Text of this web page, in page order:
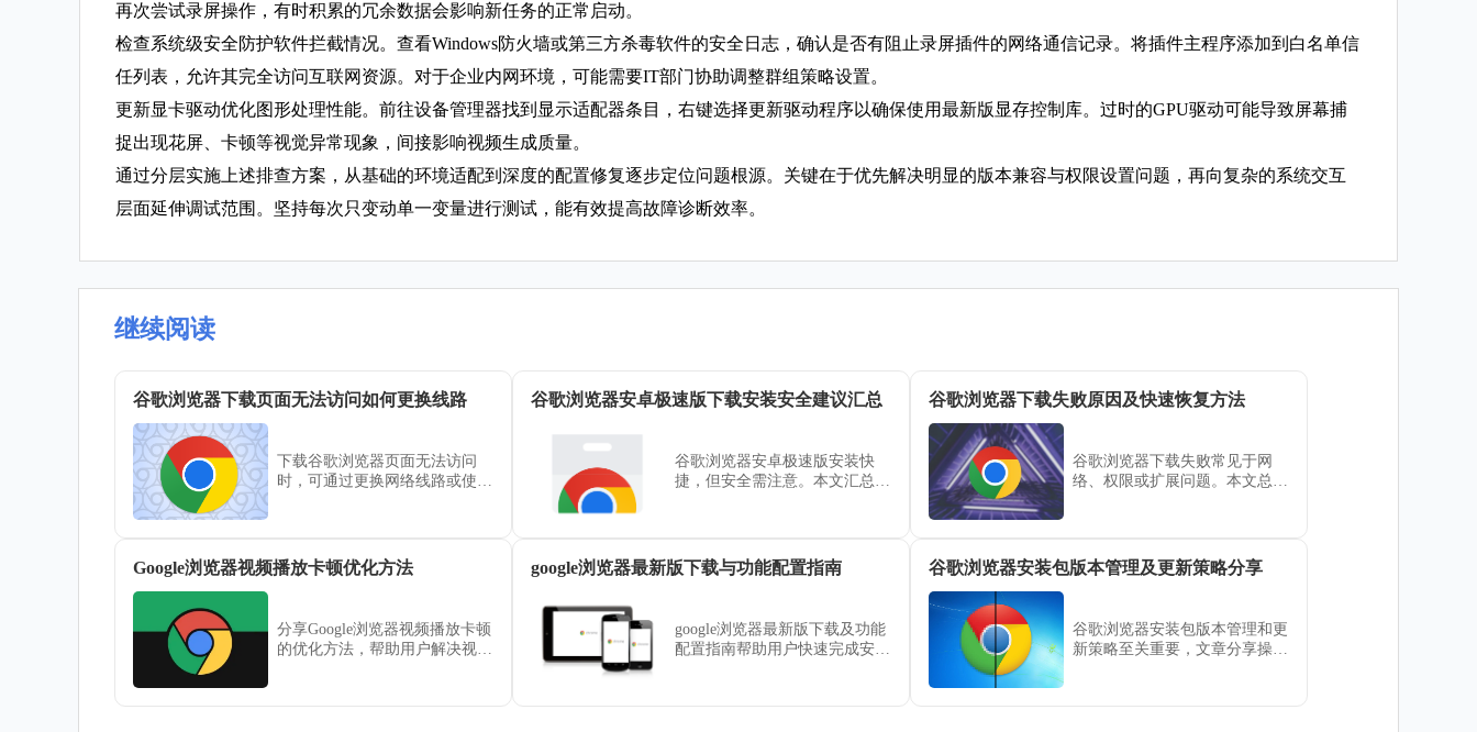
再次尝试录屏操作，有时积累的冗余数据会影响新任务的正常启动。
检查系统级安全防护软件拦截情况。查看Windows防火墙或第三方杀毒软件的安全日志，确认是否有阻止录屏插件的网络通信记录。将插件主程序添加到白名单信
任列表，允许其完全访问互联网资源。对于企业内网环境，可能需要IT部门协助调整群组策略设置。
更新显卡驱动优化图形处理性能。前往设备管理器找到显示适配器条目，右键选择更新驱动程序以确保使用最新版显存控制库。过时的GPU驱动可能导致屏幕捕
捉出现花屏、卡顿等视觉异常现象，间接影响视频生成质量。
通过分层实施上述排查方案，从基础的环境适配到深度的配置修复逐步定位问题根源。关键在于优先解决明显的版本兼容与权限设置问题，再向复杂的系统交互
层面延伸调试范围。坚持每次只变动单一变量进行测试，能有效提高故障诊断效率。
继续阅读
谷歌浏览器下载页面无法访问如何更换线路
下载谷歌浏览器页面无法访问
时，可通过更换网络线路或使用
谷歌浏览器安卓极速版下载安装安全建议汇总
谷歌浏览器安卓极速版安装快
捷，但安全需注意。本文汇总下
谷歌浏览器下载失败原因及快速恢复方法
谷歌浏览器下载失败常见于网
络、权限或扩展问题。本文总结
Google浏览器视频播放卡顿优化方法
分享Google浏览器视频播放卡顿
的优化方法，帮助用户解决视频
google浏览器最新版下载与功能配置指南
google浏览器最新版下载及功能
配置指南帮助用户快速完成安装
谷歌浏览器安装包版本管理及更新策略分享
谷歌浏览器安装包版本管理和更
新策略至关重要，文章分享操作